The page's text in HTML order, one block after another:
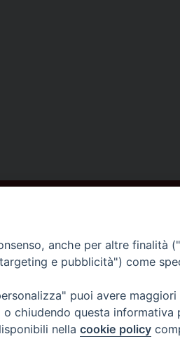
anche per altre finalità
e pubblicità") come
puoi avere maggiori
chiudendo questa informativa
nella cookie policy